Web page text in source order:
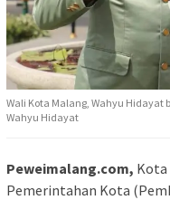
Wali Kota Malang, Wahyu
Wahyu Hidayat
Peweimalang.com, Kota
Pemerintahan Kota